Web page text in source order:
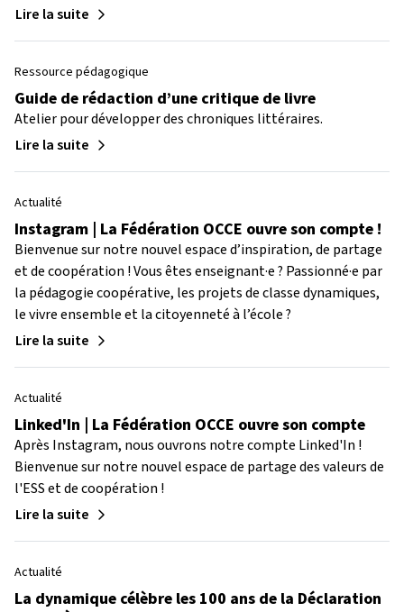
Lire la suite
Ressource pédagogique
Guide de rédaction d’une critique de livre
Atelier pour développer des chroniques littéraires.
Lire la suite
Actualité
Instagram | La Fédération OCCE ouvre son compte !
Bienvenue sur notre nouvel espace d’inspiration, de partage
et de coopération ! Vous êtes enseignant·e ? Passionné·e par
la pédagogie coopérative, les projets de classe dynamiques,
le vivre ensemble et la citoyenneté à l’école ?
Lire la suite
Actualité
Linked'In | La Fédération OCCE ouvre son compte
Après Instagram, nous ouvrons notre compte Linked'In !
Bienvenue sur notre nouvel espace de partage des valeurs de
l'ESS et de coopération !
Lire la suite
Actualité
La dynamique célèbre les 100 ans de la Déclaration